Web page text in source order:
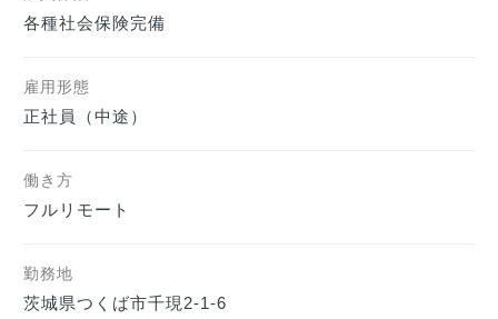
各種社会保険完備
雇用形態
正社員（中途）
働き方
フルリモート
勤務地
茨城県つくば市千現2-1-6